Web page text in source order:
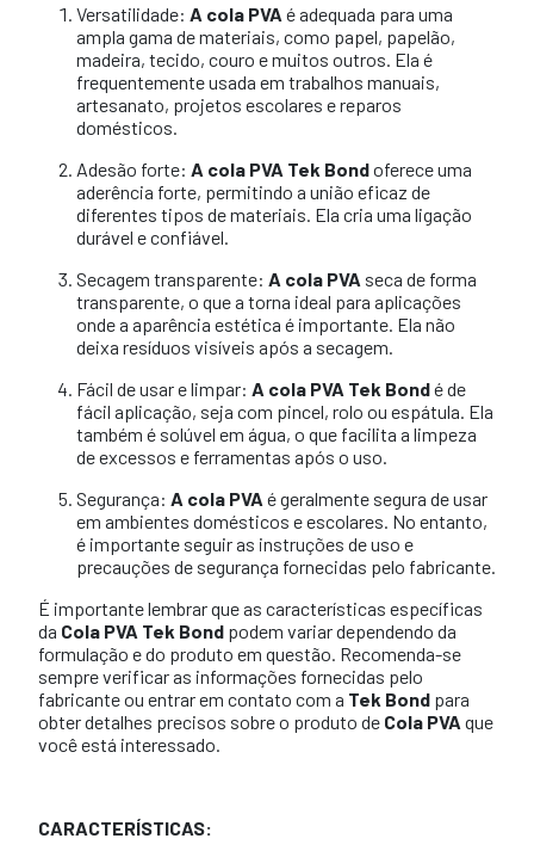
Versatilidade: A cola PVA é adequada para uma
ampla gama de materiais, como papel, papelão,
madeira, tecido, couro e muitos outros. Ela é
frequentemente usada em trabalhos manuais,
artesanato, projetos escolares e reparos
domésticos.
Adesão forte: A cola PVA Tek Bondoferece uma
aderência forte, permitindo a união eficaz de
diferentes tipos de materiais. Ela cria uma ligação
durável e confiável.
Secagem transparente: A cola PVA seca de forma
transparente, o que a torna ideal para aplicações
onde a aparência estética é importante. Ela não
deixa resíduos visíveis após a secagem.
Fácil de usar e limpar: A cola PVA Tek Bondé de
fácil aplicação, seja com pincel, rolo ou espátula. Ela
também é solúvel em água, o que facilita a limpeza
de excessos e ferramentas após o uso.
Segurança: A cola PVA é geralmente segura de usar
em ambientes domésticos e escolares. No entanto,
é importante seguir as instruções de uso e
precauções de segurança fornecidas pelo fabricante.
É importante lembrar que as características específicas
da Cola PVA Tek Bond podem variar dependendo da
formulação e do produto em questão. Recomenda-se
sempre verificar as informações fornecidas pelo
fabricante ou entrar em contato com a Tek Bond para
obter detalhes precisos sobre o produto de Cola PVA que
você está interessado.
CARACTERÍSTICAS: